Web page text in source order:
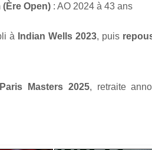
Open) : AO 2024 à 43 ans
à Indian Wells 2023, puis
Masters 2025, retraite